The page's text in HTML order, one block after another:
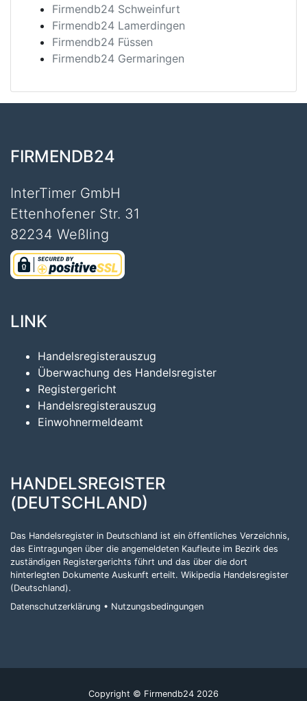
Firmendb24 Schweinfurt
Firmendb24 Lamerdingen
Firmendb24 Füssen
Firmendb24 Germaringen
FIRMENDB24
InterTimer GmbH
Ettenhofener Str. 31
82234 Weßling
LINK
Handelsregisterauszug
Überwachung des Handelsregister
Registergericht
Handelsregisterauszug
Einwohnermeldeamt
HANDELSREGISTER
(DEUTSCHLAND)
Das Handelsregister in Deutschland ist ein öffentliches Verzeichnis,
das Eintragungen über die angemeldeten Kaufleute im Bezirk des
zuständigen Registergerichts führt und das über die dort
hinterlegten Dokumente Auskunft erteilt. Wikipedia Handelsregister
(Deutschland).
Datenschutzerklärung • Nutzungsbedingungen
Copyright © Firmendb24 2026